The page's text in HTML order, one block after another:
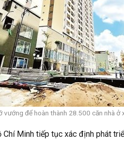
vướng để hoàn thành 28.500 căn nhà
Minh tiếp tục xác định phát